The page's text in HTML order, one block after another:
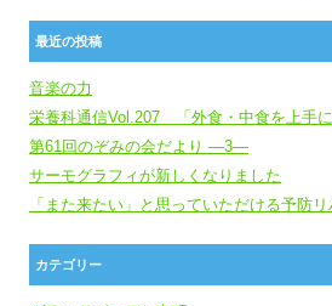
最近の投稿
音楽の力
栄養科通信Vol.207 「外食・中食を上手に
第61回のぞみの会だより ―3―
サーモグラフィが新しくなりました
「また来たい」と思っていただける予防
カテゴリー